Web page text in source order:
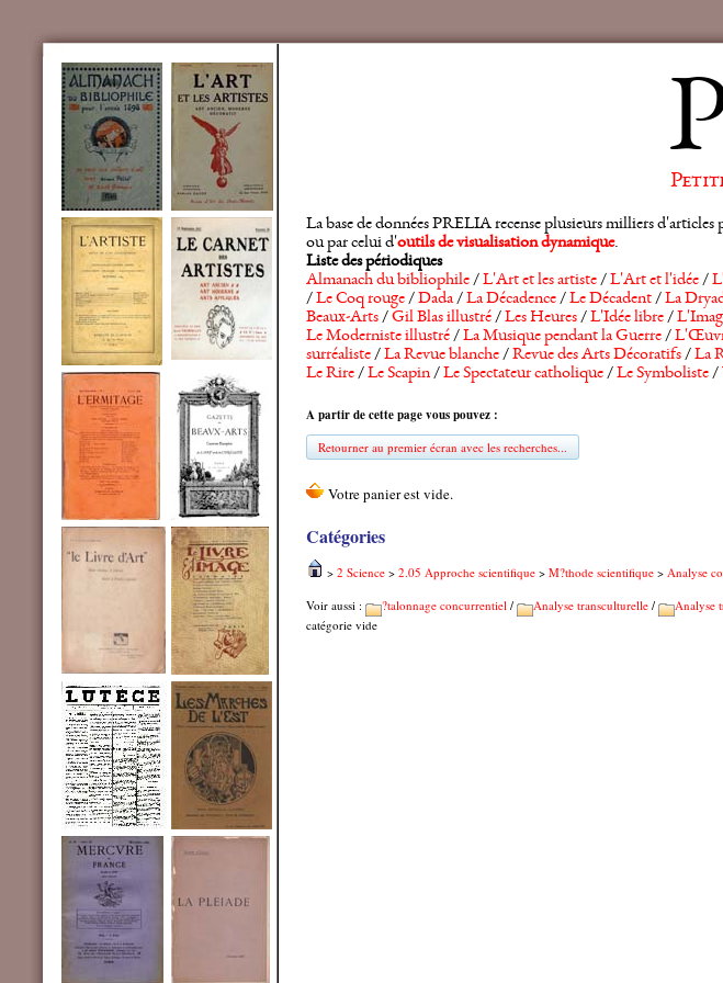
La base de données PRELIA recense plusieurs milliers d'articles
ou par celui d'outils de visualisation dynamique.
Liste des périodiques
Almanach du bibliophile/L'Art et les artiste/L'Art et l'idée/
/Le Coq rouge/Dada/La Décadence/Le Décadent/La
Beaux-Arts/Gil Blas illustré/Les Heures/L'Idée libre/
Le Moderniste illustré/La Musique pendant la Guerre/
surréaliste/La Revue blanche/Revue des Arts Décoratifs/La
Le Rire/Le Scapin/Le Spectateur catholique/Le Symboliste/
A partir de cette page vous pouvez :
Retourner au premier écran avec les recherches...
Catégories
> 2 Science > 2.05 Approche scientifique > M?thode scientifique > Analyse
Voir aussi :
?talonnage concurrentiel / Analyse transculturelle / Analyse
catégorie vide